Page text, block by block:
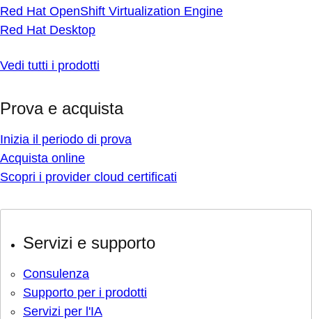
Red Hat OpenShift Virtualization Engine
Red Hat Desktop
Vedi tutti i prodotti
Prova e acquista
Inizia il periodo di prova
Acquista online
Scopri i provider cloud certificati
Servizi e supporto
Consulenza
Supporto per i prodotti
Servizi per l'IA